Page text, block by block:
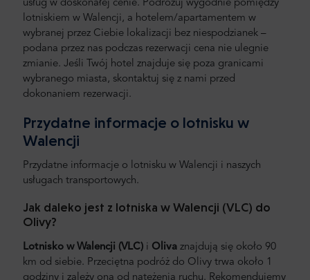
usług w doskonałej cenie. Podróżuj wygodnie pomiędzy
lotniskiem w Walencji, a hotelem/apartamentem w
wybranej przez Ciebie lokalizacji bez niespodzianek –
podana przez nas podczas rezerwacji cena nie ulegnie
zmianie. Jeśli Twój hotel znajduje się poza granicami
wybranego miasta, skontaktuj się z nami przed
dokonaniem rezerwacji.
Przydatne informacje o lotnisku w
Walencji
Przydatne informacje o lotnisku w Walencji i naszych
usługach transportowych.
Jak daleko jest z lotniska w Walencji (VLC) do
Olivy?
Lotnisko w Walencji (VLC) i Oliva znajdują się około 90
km od siebie. Przeciętna podróż do Olivy trwa około 1
godziny i zależy ona od natężenia ruchu. Rekomendujemy